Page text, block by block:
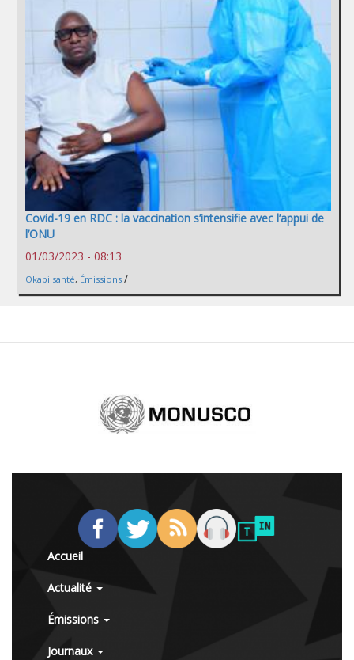
Covid-19 en RDC : la vaccination s’intensifie avec l’appui de
l’ONU
01/03/2023 - 08:13
Okapi santé, Émissions /
Accueil
Actualité
Émissions
Journaux